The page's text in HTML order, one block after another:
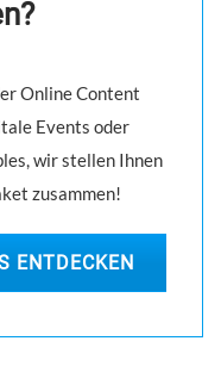
Online Content
Events oder
wir stellen Ihnen
zusammen!
ENTDECKEN